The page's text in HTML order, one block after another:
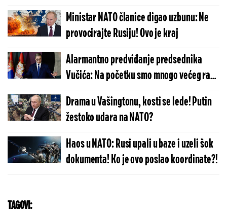
šokirao svet udarom koji će imati
nezamislive posledice
Ministar NATO članice digao uzbunu: Ne
provocirajte Rusiju! Ovo je kraj
Alarmantno predviđanje predsednika
Vučića: Na početku smo mnogo većeg rata
- niko ne govori o miru
Drama u Vašingtonu, kosti se lede! Putin
žestoko udara na NATO?
Haos u NATO: Rusi upali u baze i uzeli šok
dokumenta! Ko je ovo poslao koordinate?!
TAGOVI: